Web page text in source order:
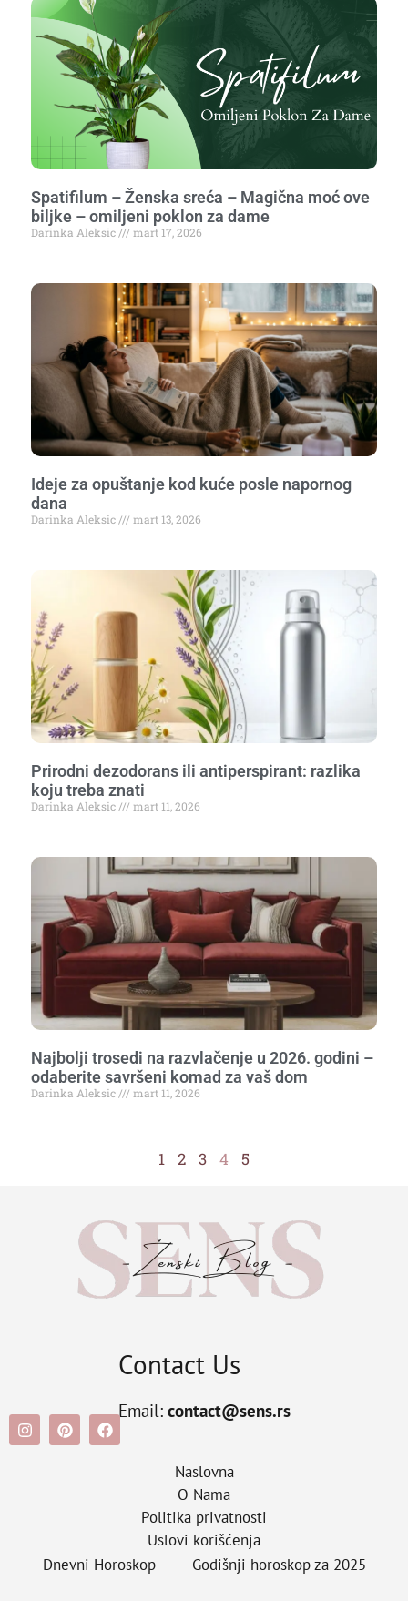
Spatifilum – Ženska sreća – Magična moć ove
biljke – omiljeni poklon za dame
Darinka Aleksic mart 17, 2026
Ideje za opuštanje kod kuće posle napornog
dana
Darinka Aleksic mart 13, 2026
Prirodni dezodorans ili antiperspirant: razlika
koju treba znati
Darinka Aleksic mart 11, 2026
Najbolji trosedi na razvlačenje u 2026. godini –
odaberite savršeni komad za vaš dom
Darinka Aleksic mart 11, 2026
1 2 3 4 5
Contact Us
Email: contact@sens.rs
Naslovna
O Nama
Politika privatnosti
Uslovi korišćenja
Dnevni Horoskop
Godišnji horoskop za 2025